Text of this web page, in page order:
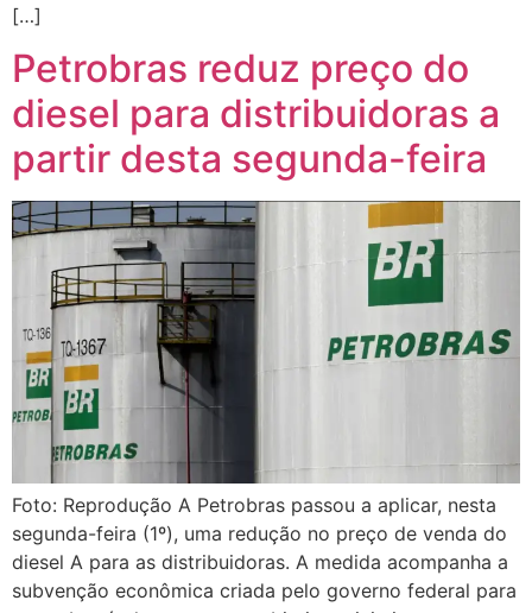
[…]
Petrobras reduz preço do
diesel para distribuidoras a
partir desta segunda-feira
Foto: Reprodução A Petrobras passou a aplicar, nesta
segunda-feira (1º), uma redução no preço de venda do
diesel A para as distribuidoras. A medida acompanha a
subvenção econômica criada pelo governo federal para